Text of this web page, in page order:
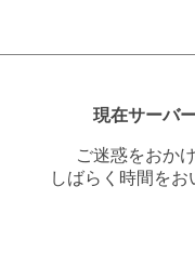
現在サーバ
ご迷惑をおか
しばらく時間を